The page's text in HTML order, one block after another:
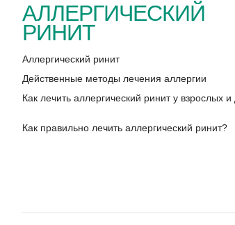
АЛЛЕРГИЧЕСКИЙ
РИНИТ
Аллергический ринит
Действенные методы лечения аллергии
Как лечить аллергический ринит у взрослых и
Как правильно лечить аллергический ринит?